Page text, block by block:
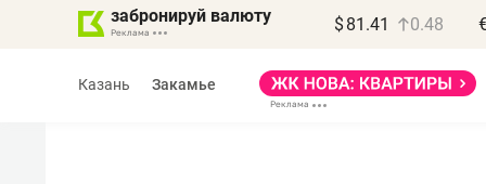
забронируй валюту $ 81.41 0.48
Казань Закамье